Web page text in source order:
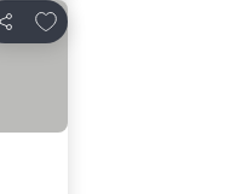
Partilhar
Adicionar aos favoritos